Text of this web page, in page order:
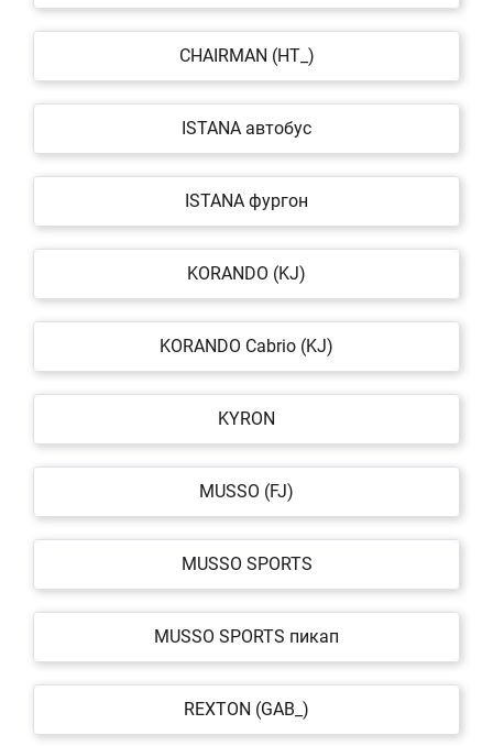
CHAIRMAN (HT_)
ISTANA автобус
ISTANA фургон
KORANDO (KJ)
KORANDO Cabrio (KJ)
KYRON
MUSSO (FJ)
MUSSO SPORTS
MUSSO SPORTS пикап
REXTON (GAB_)